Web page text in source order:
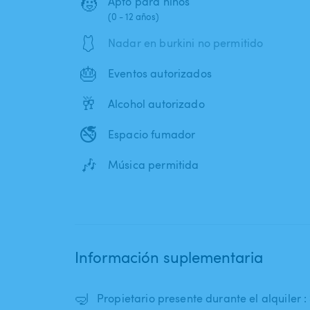
(0 - 12 años)
🩱 Nadar en burkini no permitido
🎂 Eventos autorizados
🥂 Alcohol autorizado
🚭 Espacio fumador
🎶 Música permitida
Información suplementaria
🤿 Propietario presente durante el alquiler :